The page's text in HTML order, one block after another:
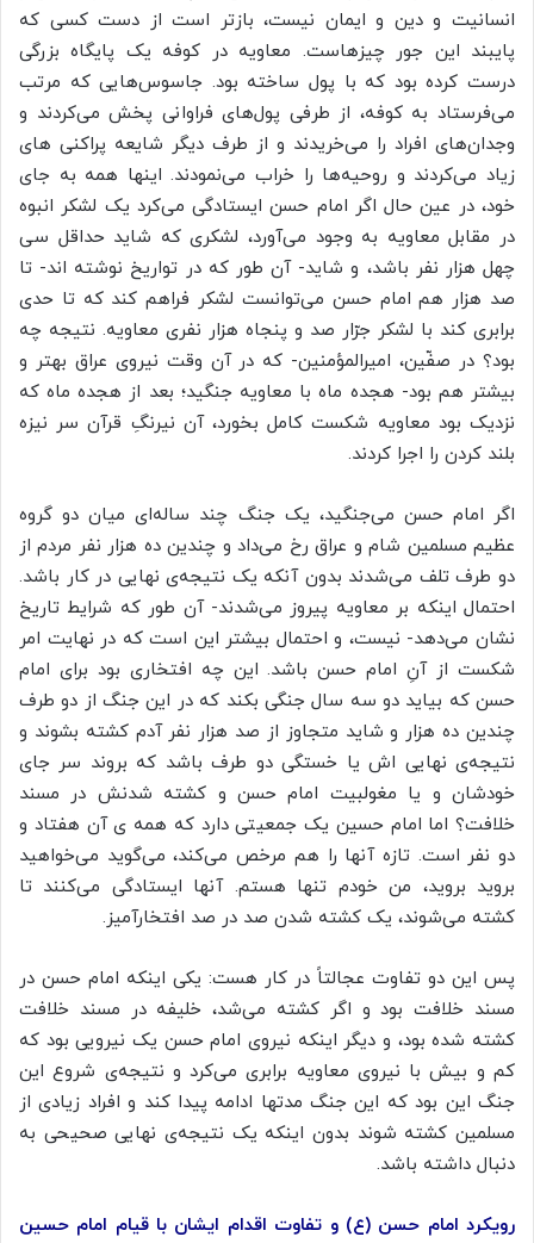
انسانیت و دین و ایمان نیست، بازتر است از دست کسی که
پایبند این جور چیزهاست. معاویه در کوفه یک پایگاه بزرگی
درست کرده بود که با پول ساخته بود. جاسوس‌هایی که مرتب
می‌فرستاد به کوفه، از طرفی پول‌های فراوانی پخش می‌کردند و
وجدان‌های افراد را می‌خریدند و از طرف دیگر شایعه پراکنی های
زیاد می‌کردند و روحیه‌ها را خراب می‌نمودند. اینها همه به جای
خود، در عین حال اگر امام حسن ایستادگی می‌کرد یک لشکر انبوه
در مقابل معاویه به وجود می‌آورد، لشکری که شاید حداقل سی
چهل هزار نفر باشد، و شاید- آن طور که در تواریخ نوشته اند- تا
صد هزار هم امام حسن می‌توانست لشکر فراهم کند که تا حدی
برابری کند با لشکر جرّار صد و پنجاه هزار نفری معاویه. نتیجه چه
بود؟ در صفّین، امیرالمؤمنین- که در آن وقت نیروی عراق بهتر و
بیشتر هم بود- هجده ماه با معاویه جنگید؛ بعد از هجده ماه که
نزدیک بود معاویه شکست کامل بخورد، آن نیرنگِ قرآن سر نیزه
بلند کردن را اجرا کردند.
اگر امام حسن می‌جنگید، یک جنگ چند ساله‌ای میان دو گروه
عظیم مسلمین شام و عراق رخ می‌داد و چندین ده هزار نفر مردم از
دو طرف تلف می‌شدند بدون آنکه یک نتیجه‌ی نهایی در کار باشد.
احتمال اینکه بر معاویه پیروز می‌شدند- آن طور که شرایط تاریخ
نشان می‌دهد- نیست، و احتمال بیشتر این است که در نهایت امر
شکست از آنِ امام حسن باشد. این چه افتخاری بود برای امام
حسن که بیاید دو سه سال جنگی بکند که در این جنگ از دو طرف
چندین ده هزار و شاید متجاوز از صد هزار نفر آدم کشته بشوند و
نتیجه‌ی نهایی اشیا خستگی دو طرف باشد که بروند سر جای
خودشان و یا مغولبیت امام حسن و کشته شدنش در مسند
خلافت؟ اما امام حسین یک جمعیتی دارد که همه یآن هفتاد و
دو نفر است. تازه آنها را هم مرخص می‌کند، می‌گوید می‌خواهید
بروید بروید، من خودم تنها هستم. آنها ایستادگی می‌کنند تا
کشته می‌شوند، یک کشته شدن صد در صد افتخارآمیز.
پس این دو تفاوت عجالتاً در کار هست: یکی اینکه امام حسن در
مسند خلافت بود و اگر کشته می‌شد، خلیفه در مسند خلافت
کشته شده بود، و دیگر اینکه نیروی امام حسن یک نیرویی بود که
کم و بیش با نیروی معاویه برابری می‌کرد و نتیجه‌ی شروع این
جنگ این بود که این جنگمدتها ادامه پیدا کند و افراد زیادی از
مسلمین کشته شوند بدون اینکه یک نتیجه‌ی نهایی صحیحی به
دنبال داشته باشد.
رویکرد امام حسن (ع) و تفاوت اقدام ایشان با قیام امام حسین